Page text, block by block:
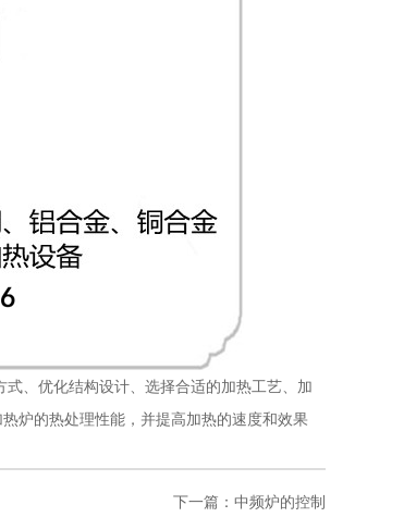
、优化结构设计、选择合适的加热工艺、加
炉的热处理性能，并提高加热的速度和效果
下一篇：中频炉的控制